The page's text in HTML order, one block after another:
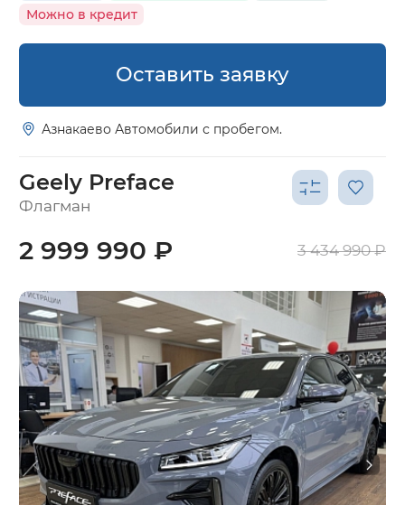
Можно в кредит
Оставить заявку
Азнакаево Автомобили с пробегом.
Geely Preface
Флагман
2 999 990 ₽ 3 434 990 ₽